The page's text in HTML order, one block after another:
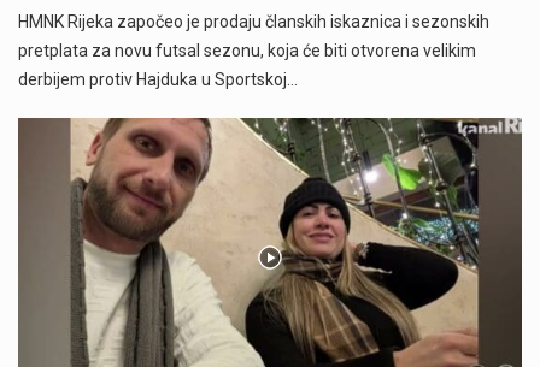
HMNK Rijeka započeo je prodaju članskih iskaznica i sezonskih
pretplata za novu futsal sezonu, koja će biti otvorena velikim
derbijem protiv Hajduka u Sportskoj…